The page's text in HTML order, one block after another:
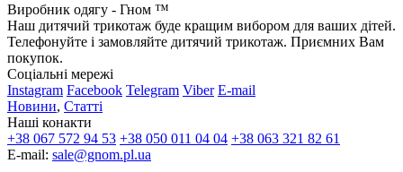
Виробник одягу - Гном ™
Наш дитячий трикотаж буде кращим вибором для ваших дітей.
Телефонуйте і замовляйте дитячий трикотаж. Приємних Вам
покупок.
Соціальні мережі
Instagram Facebook Telegram Viber E-mail
Новини, Статті
Наші конакти
+38 067 572 94 53 +38 050 011 04 04 +38 063 321 82 61
E-mail: sale@gnom.pl.ua